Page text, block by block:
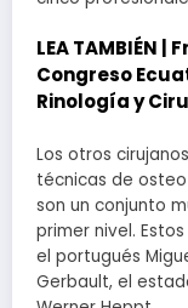
LEA TAMBIÉN |
Congreso
Rinología y
Los otros
técnicas de
son un conjunto
primer nivel.
el portugués
Gerbault, el